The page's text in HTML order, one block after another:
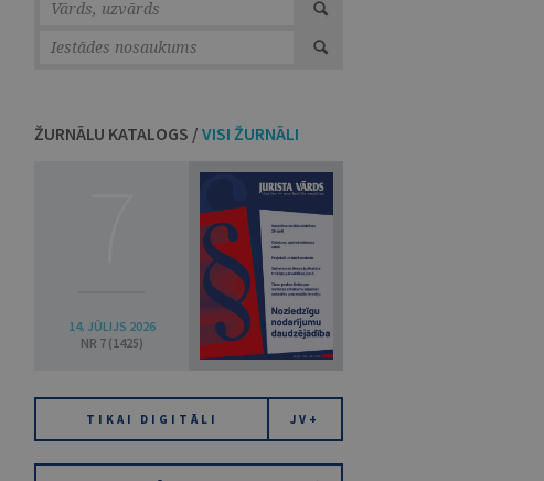
ŽURNĀLU KATALOGS / VISI ŽURNĀLI
14. JŪLIJS 2026
NR 7 (1425)
TIKAI DIGITĀLI JV+